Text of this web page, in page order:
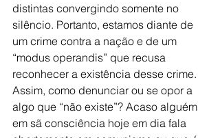
distintas convergindo somente no
silêncio. Portanto, estamos diante de
um crime contra a nação e de um
“modus operandis” que recusa
reconhecer a existência desse crime.
Assim, como denunciar ou se opor a
algo que “não existe”? Acaso alguém
em sã consciência hoje em dia fala